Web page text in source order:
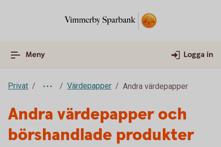
Meny Logga in
Privat Värdepapper Andra värdepapper
Andra värdepapper och
börshandlade produkter